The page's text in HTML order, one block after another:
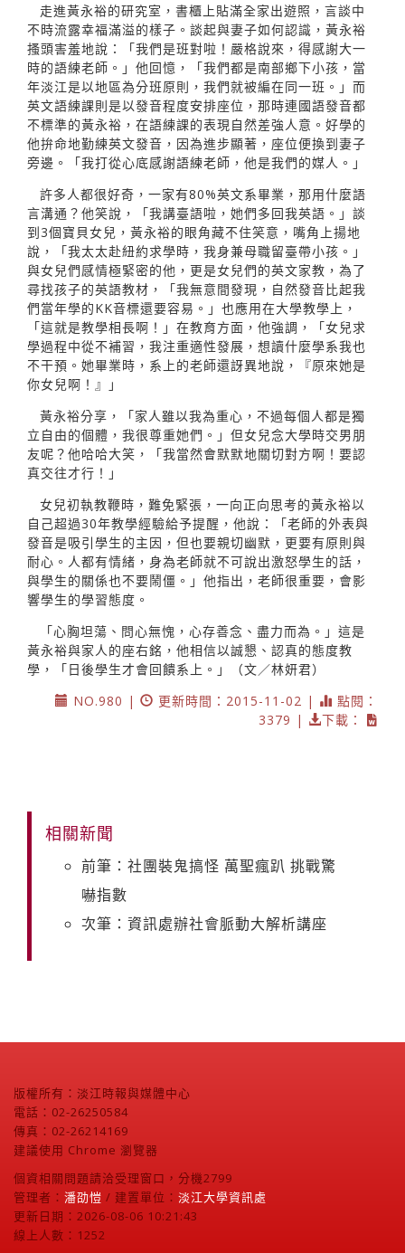
走進黃永裕的研究室，書櫃上貼滿全家出遊照，言談中
不時流露幸福滿溢的樣子。談起與妻子如何認識，黃永裕
搔頭害羞地說：「我們是班對啦！嚴格說來，得感謝大一
時的語練老師。」他回憶，「我們都是南部鄉下小孩，當
年淡江是以地區為分班原則，我們就被編在同一班。」而
英文語練課則是以發音程度安排座位，那時連國語發音都
不標準的黃永裕，在語練課的表現自然差強人意。好學的
他拚命地勤練英文發音，因為進步顯著，座位便換到妻子
旁邊。「我打從心底感謝語練老師，他是我們的媒人。」
許多人都很好奇，一家有80%英文系畢業，那用什麼語
言溝通？他笑說，「我講臺語啦，她們多回我英語。」談
到3個寶貝女兒，黃永裕的眼角藏不住笑意，嘴角上揚地
說，「我太太赴紐約求學時，我身兼母職留臺帶小孩。」
與女兒們感情極緊密的他，更是女兒們的英文家教，為了
尋找孩子的英語教材，「我無意間發現，自然發音比起我
們當年學的KK音標還要容易。」也應用在大學教學上，
「這就是教學相長啊！」在教育方面，他強調，「女兒求
學過程中從不補習，我注重適性發展，想讀什麼學系我也
不干預。她畢業時，系上的老師還訝異地說，『原來她是
你女兒啊！』」
黃永裕分享，「家人雖以我為重心，不過每個人都是獨
立自由的個體，我很尊重她們。」但女兒念大學時交男朋
友呢？他哈哈大笑，「我當然會默默地關切對方啊！要認
真交往才行！」
女兒初執教鞭時，難免緊張，一向正向思考的黃永裕以
自己超過30年教學經驗給予提醒，他說：「老師的外表與
發音是吸引學生的主因，但也要親切幽默，更要有原則與
耐心。人都有情緒，身為老師就不可說出激怒學生的話，
與學生的關係也不要鬧僵。」他指出，老師很重要，會影
響學生的學習態度。
「心胸坦蕩、問心無愧，心存善念、盡力而為。」這是
黃永裕與家人的座右銘，他相信以誠懇、認真的態度教
學，「日後學生才會回饋系上。」（文／林妍君）
NO.980 |
更新時間：2015-11-02 |
點閱：
3379 |
下載：
相關新聞
前筆：社團裝鬼搞怪 萬聖瘋趴 挑戰驚
嚇指數
次筆：資訊處辦社會脈動大解析講座
版權所有：淡江時報與媒體中心
電話：02-26250584
傳真：02-26214169
建議使用 Chrome 瀏覽器
個資相關問題請洽受理窗口，分機2799
管理者： 潘劭愷 / 建置單位： 淡江大學資訊處
更新日期：2026-08-06 10:21:43
線上人數：1252